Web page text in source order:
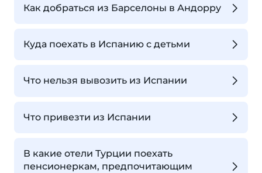
Как добраться из Барселоны в Андорру
Куда поехать в Испанию с детьми
Что нельзя вывозить из Испании
Что привезти из Испании
В какие отели Турции поехать
пенсионеркам, предпочитающим